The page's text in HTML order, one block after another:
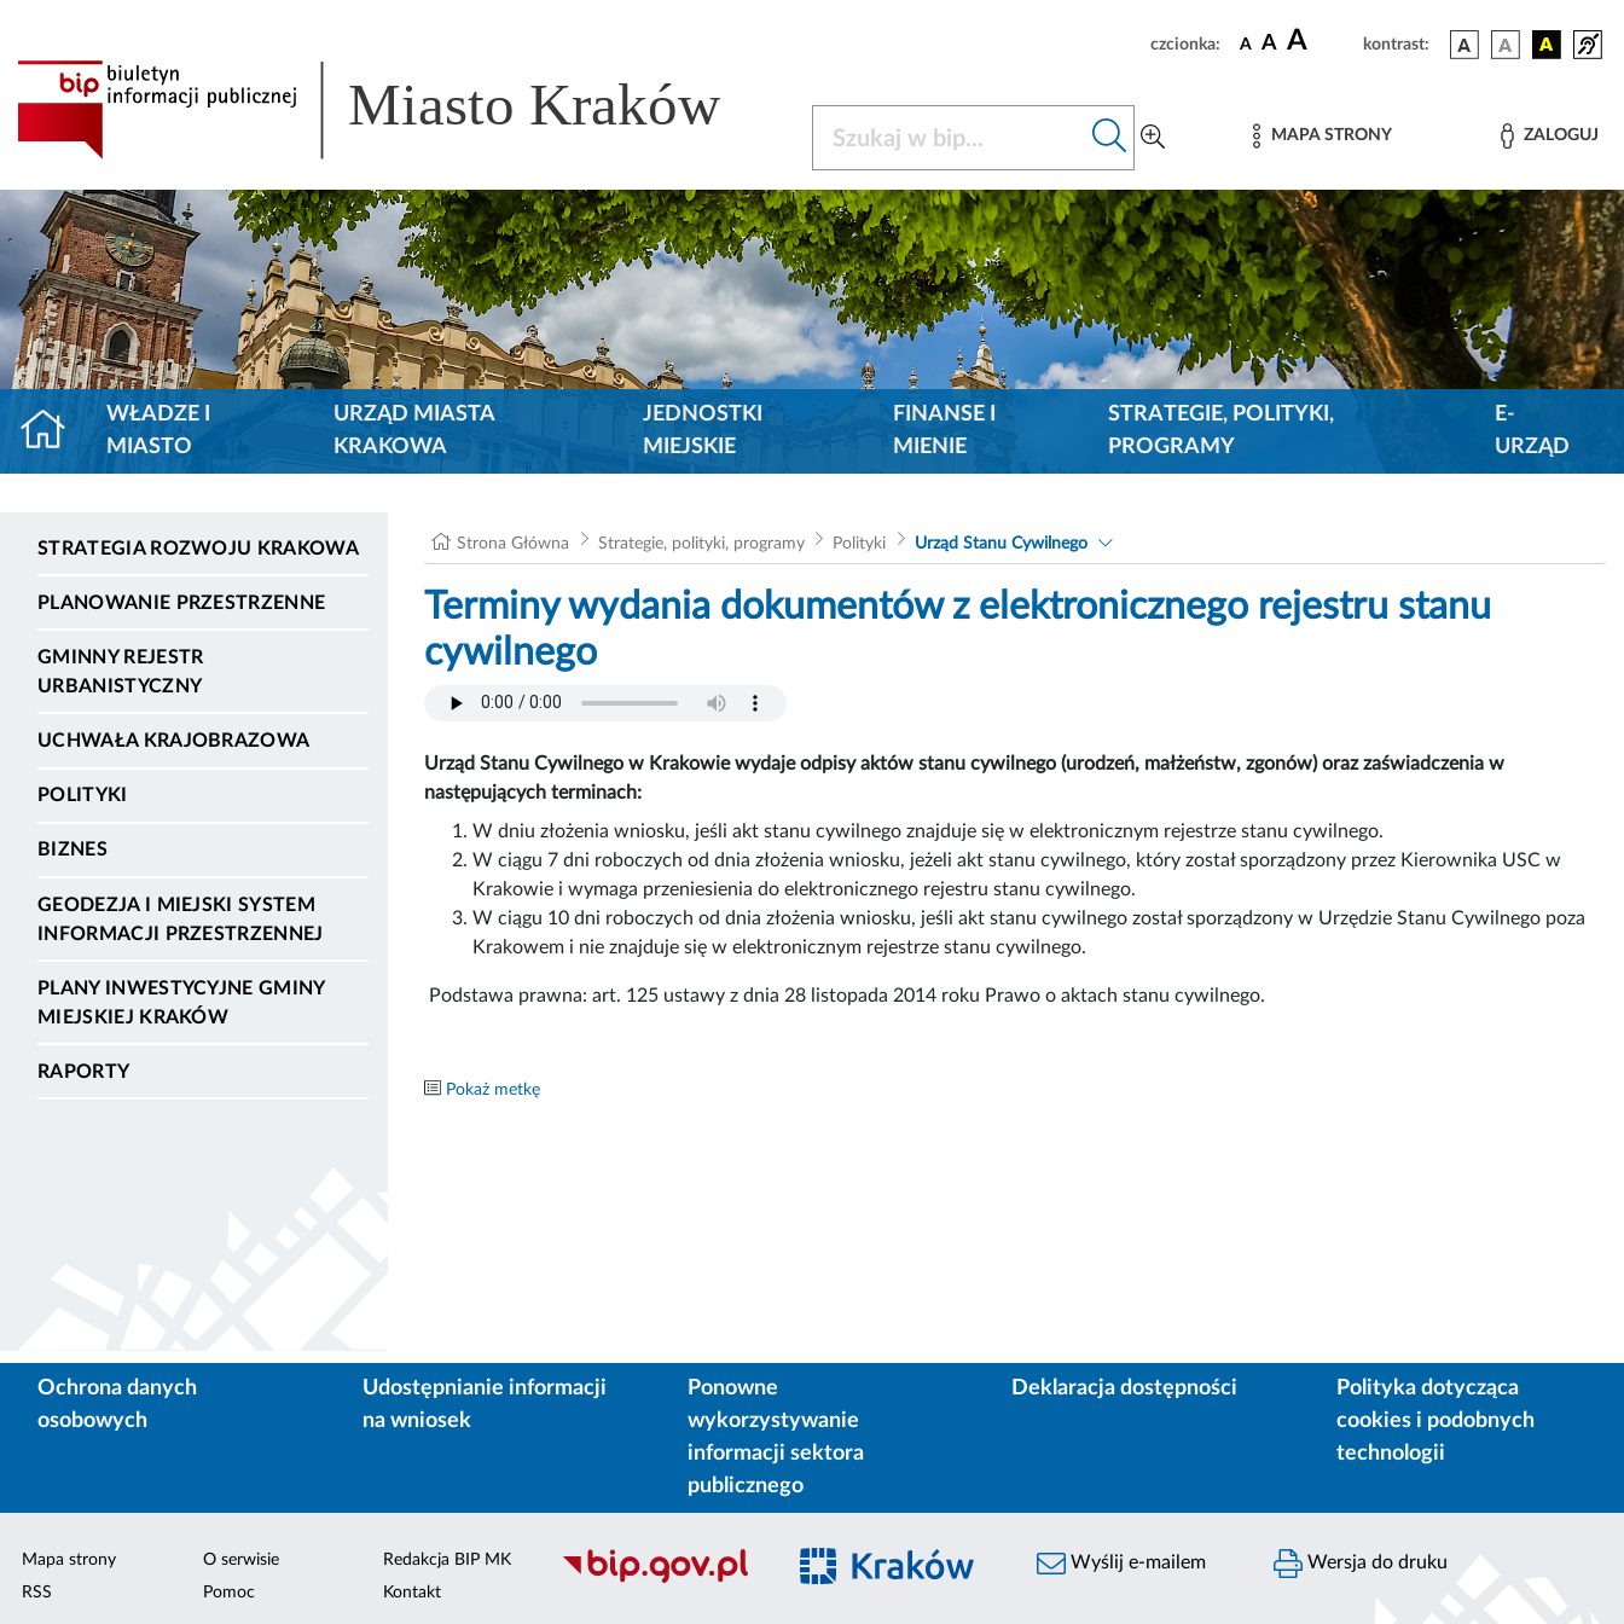
czcionka: A A A kontrast:
Miasto Kraków MAPA STRONY ZALOGUJ
WŁADZE I
MIASTO
URZĄD MIASTA
KRAKOWA
JEDNOSTKI
MIEJSKIE
FINANSE I
MIENIE
STRATEGIE, POLITYKI,
PROGRAMY
E-
URZĄD
STRATEGIA ROZWOJU KRAKOWA
PLANOWANIE PRZESTRZENNE
GMINNY REJESTR
URBANISTYCZNY
UCHWAŁA KRAJOBRAZOWA
POLITYKI
BIZNES
GEODEZJA I MIEJSKI SYSTEM
INFORMACJI PRZESTRZENNEJ
PLANY INWESTYCYJNE GMINY
MIEJSKIEJ KRAKÓW
RAPORTY
Strona Główna Strategie, polityki, programy Polityki Urząd Stanu Cywilnego
Terminy wydania dokumentów z elektronicznego rejestru stanu
cywilnego
Urząd Stanu Cywilnego w Krakowie wydaje odpisy aktów stanu cywilnego (urodzeń, małżeństw, zgonów) oraz zaświadczenia w
następujących terminach:
W dniu złożenia wniosku, jeśli akt stanu cywilnego znajduje się w elektronicznym rejestrze stanu cywilnego.
W ciągu 7 dni roboczych od dnia złożenia wniosku, jeżeli akt stanu cywilnego, który został sporządzony przez Kierownika USC w
Krakowie i wymaga przeniesienia do elektronicznego rejestru stanu cywilnego.
W ciągu 10 dni roboczych od dnia złożenia wniosku, jeśli akt stanu cywilnego został sporządzony w Urzędzie Stanu Cywilnego poza
Krakowem i nie znajduje się w elektronicznym rejestrze stanu cywilnego.
Podstawa prawna: art. 125 ustawy z dnia 28 listopada 2014 roku Prawo o aktach stanu cywilnego.
Pokaż metkę
Ochrona danych
osobowych
Udostępnianie informacji
na wniosek
Ponowne
wykorzystywanie
informacji sektora
publicznego
Deklaracja dostępności
Polityka dotycząca
cookies i podobnych
technologii
Mapa strony
RSS
O serwisie
Pomoc
Redakcja BIP MK
Kontakt
Wyślij e-mailem Wersja do druku